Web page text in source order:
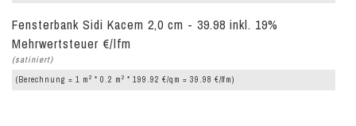
Fensterbank Sidi Kacem 2,0 cm - 39.98 inkl. 19%
Mehrwertsteuer €/lfm
(satiniert)
(Berechnung = 1 m 2 * 0.2 m 2 * 199.92 €/qm = 39.98 €/lfm)